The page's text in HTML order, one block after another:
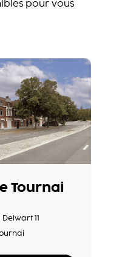
pour vous
Tournai
11